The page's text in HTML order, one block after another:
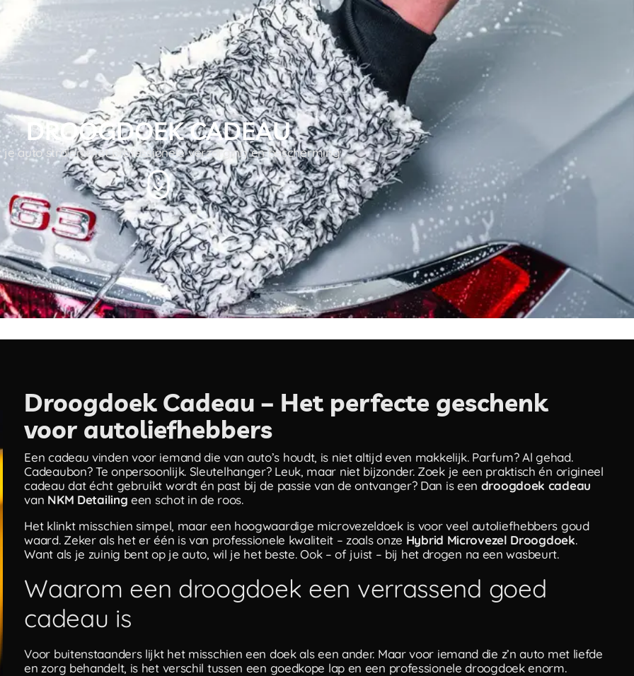
DROOGDOEK CADEAU
je auto stralen met professionele verzorging en bescherming
Droogdoek Cadeau – Het perfecte geschenk
voor autoliefhebbers
Een cadeau vinden voor iemand die van auto’s houdt, is niet altijd even makkelijk. Parfum? Al gehad.
Cadeaubon? Te onpersoonlijk. Sleutelhanger? Leuk, maar niet bijzonder. Zoek je een praktisch én origineel
cadeau dat écht gebruikt wordt én past bij de passie van de ontvanger? Dan is een droogdoek cadeau
van NKM Detailing een schot in de roos.
Het klinkt misschien simpel, maar een hoogwaardige microvezeldoek is voor veel autoliefhebbers goud
waard. Zeker als het er één is van professionele kwaliteit – zoals onze Hybrid Microvezel Droogdoek.
Want als je zuinig bent op je auto, wil je het beste. Ook – of juist – bij het drogen na een wasbeurt.
Waarom een droogdoek een verrassend goed
cadeau is
Voor buitenstaanders lijkt het misschien een doek als een ander. Maar voor iemand die z’n auto met liefde
en zorg behandelt, is het verschil tussen een goedkope lap en een professionele droogdoek enorm.